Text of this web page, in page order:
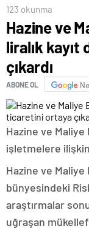
123 okunma
Hazine ve
liralık kayıt
çıkardı
ABONE OL
Hazine ve Maliye
işletmelere
Hazine ve Maliye
bünyesindeki
araştırmalar
uğraşan